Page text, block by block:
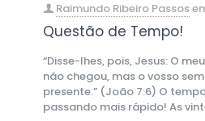
Raimundo Ribeiro Passos
Questão de Tempo!
“Disse-lhes, pois, Jesus: O
não chegou, mas o vosso
presente.” (João 7:6) O
passando mais rápido! As